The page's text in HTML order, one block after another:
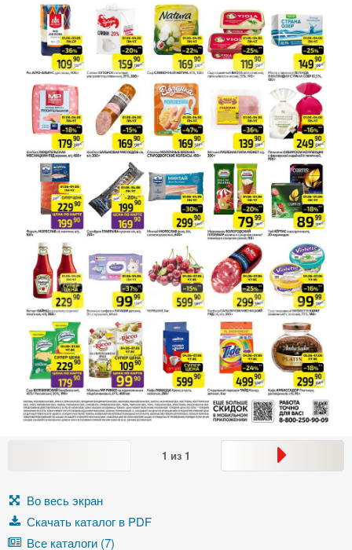
1 из 1
Во весь экран
Скачать каталог в PDF
Все каталоги (7)